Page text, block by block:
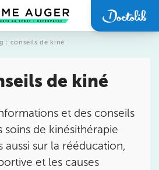
: conseils de kiné
de kiné
et des conseils
soins de kinésithérapie
aussi sur la rééducation,
et les causes